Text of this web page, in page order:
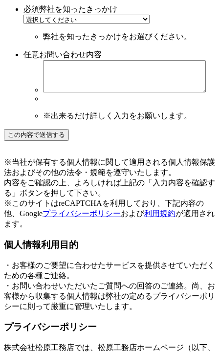
必須弊社を知ったきっかけ
弊社を知ったきっかけをお選びください。
任意お問い合わせ内容
※出来るだけ詳しく入力をお願いします。
※当社が保有する個人情報に関して適用される個人情報保護
法およびその他の法令・規範を遵守いたします。
内容をご確認の上、よろしければ上記の「入力内容を確認す
る」ボタンを押して下さい。
※このサイトはreCAPTCHAを利用しており、下記内容の
他、Googleプライバシーポリシーおよび利用規約が適用され
ます。
個人情報利用目的
・お客様のご要望に合わせたサービスを提供させていただく
ための各種ご連絡。
・お問い合わせいただいたご質問への回答のご連絡。尚、お
客様から収集する個人情報は弊社の定めるプライバシーポリ
シーに則って厳重に管理いたします。
プライバシーポリシー
株式会社松原工務店では、松原工務店ホームページ（以下、